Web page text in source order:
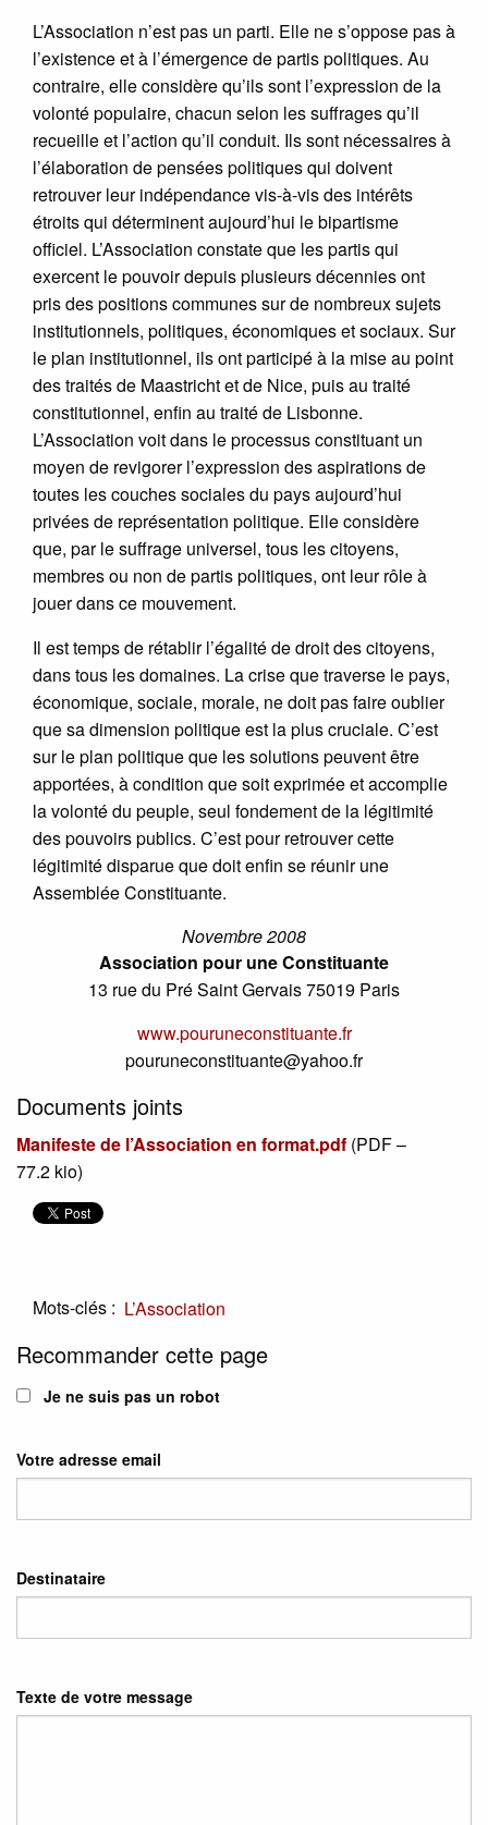
L’Association n’est pas un parti. Elle ne s’oppose pas à
l’existence et à l’émergence de partis politiques. Au
contraire, elle considère qu’ils sont l’expression de la
volonté populaire, chacun selon les suffrages qu’il
recueille et l’action qu’il conduit. Ils sont nécessaires à
l’élaboration de pensées politiques qui doivent
retrouver leur indépendance vis-à-vis des intérêts
étroits qui déterminent aujourd’hui le bipartisme
officiel. L’Association constate que les partis qui
exercent le pouvoir depuis plusieurs décennies ont
pris des positions communes sur de nombreux sujets
institutionnels, politiques, économiques et sociaux. Sur
le plan institutionnel, ils ont participé à la mise au point
des traités de Maastricht et de Nice, puis au traité
constitutionnel, enfin au traité de Lisbonne.
L’Association voit dans le processus constituant un
moyen de revigorer l’expression des aspirations de
toutes les couches sociales du pays aujourd’hui
privées de représentation politique. Elle considère
que, par le suffrage universel, tous les citoyens,
membres ou non de partis politiques, ont leur rôle à
jouer dans ce mouvement.
Il est temps de rétablir l’égalité de droit des citoyens,
dans tous les domaines. La crise que traverse le pays,
économique, sociale, morale, ne doit pas faire oublier
que sa dimension politique est la plus cruciale. C’est
sur le plan politique que les solutions peuvent être
apportées, à condition que soit exprimée et accomplie
la volonté du peuple, seul fondement de la légitimité
des pouvoirs publics. C’est pour retrouver cette
légitimité disparue que doit enfin se réunir une
Assemblée Constituante.
Novembre 2008
Association pour une Constituante
13 rue du Pré Saint Gervais 75019 Paris
www.pouruneconstituante.fr
pouruneconstituante@yahoo.fr
Documents joints
Manifeste de l’Association en format.pdf (PDF –
77.2 kio)
Mots-clés : L’Association
Recommander cette page
Je ne suis pas un robot
Votre adresse email
Destinataire
Texte de votre message